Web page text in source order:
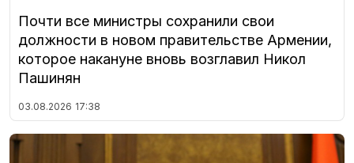
Почти все министры сохранили свои
должности в новом правительстве Армении,
которое накануне вновь возглавил Никол
Пашинян
03.08.2026 17:38